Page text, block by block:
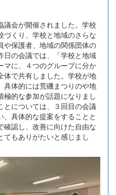
会が開催されました。学校
くり、学校と地域のさらな
や保護者、地域の関係団体の
日の会議では、「学校と地域
マに、４つのグループに分か
体で共有しました。学校が地
具体的には荒磯まつりのや地
的な参加が話題になりまし
とについては、３回目の会議
、具体的な提案をすることと
確認し、改善に向けた自由な
もありがたいと感じまし